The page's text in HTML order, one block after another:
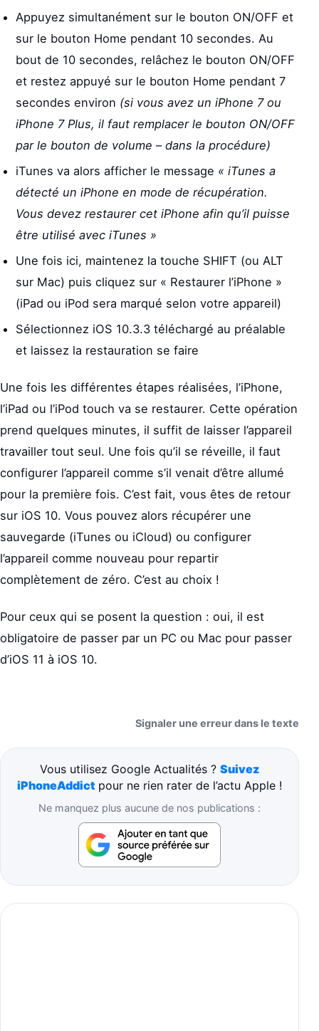
Appuyez simultanément sur le bouton ON/OFF et
sur le bouton Home pendant 10 secondes. Au
bout de 10 secondes, relâchez le bouton ON/OFF
et restez appuyé sur le bouton Home pendant 7
secondes environ (si vous avez un iPhone 7 ou
iPhone 7 Plus, il faut remplacer le bouton ON/OFF
par le bouton de volume – dans la procédure)
iTunes va alors afficher le message « iTunes a
détecté un iPhone en mode de récupération.
Vous devez restaurer cet iPhone afin qu’il puisse
être utilisé avec iTunes »
Une fois ici, maintenez la touche SHIFT (ou ALT
sur Mac) puis cliquez sur « Restaurer l’iPhone »
(iPad ou iPod sera marqué selon votre appareil)
Sélectionnez iOS 10.3.3 téléchargé au préalable
et laissez la restauration se faire
Une fois les différentes étapes réalisées, l’iPhone,
l’iPad ou l’iPod touch va se restaurer. Cette opération
prend quelques minutes, il suffit de laisser l’appareil
travailler tout seul. Une fois qu’il se réveille, il faut
configurer l’appareil comme s’il venait d’être allumé
pour la première fois. C’est fait, vous êtes de retour
sur iOS 10. Vous pouvez alors récupérer une
sauvegarde (iTunes ou iCloud) ou configurer
l’appareil comme nouveau pour repartir
complètement de zéro. C’est au choix !
Pour ceux qui se posent la question : oui, il est
obligatoire de passer par un PC ou Mac pour passer
d’iOS 11 à iOS 10.
Signaler une erreur dans le texte
Vous utilisez Google Actualités ? Suivez
iPhoneAddict pour ne rien rater de l’actu Apple !
Ne manquez plus aucune de nos publications :